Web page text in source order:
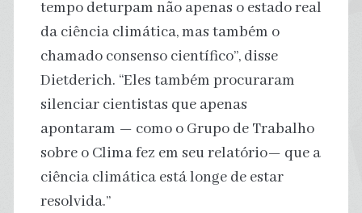
tempo deturpam não apenas o estado real
da ciência climática, mas também o
chamado consenso científico”, disse
Dietderich. “Eles também procuraram
silenciar cientistas que apenas
apontaram — como o Grupo de Trabalho
sobre o Clima fez em seu relatório— que a
ciência climática está longe de estar
resolvida.”